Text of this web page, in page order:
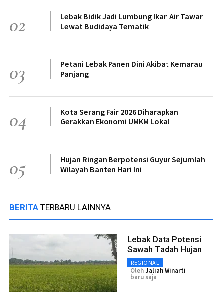
02
Lebak Bidik Jadi Lumbung Ikan Air Tawar
Lewat Budidaya Tematik
03
Petani Lebak Panen Dini Akibat Kemarau
Panjang
04
Kota Serang Fair 2026 Diharapkan
Gerakkan Ekonomi UMKM Lokal
05
Hujan Ringan Berpotensi Guyur Sejumlah
Wilayah Banten Hari Ini
BERITA TERBARU LAINNYA
Lebak Data Potensi
Sawah Tadah Hujan
REGIONAL
OlehJaliah Winarti
baru saja